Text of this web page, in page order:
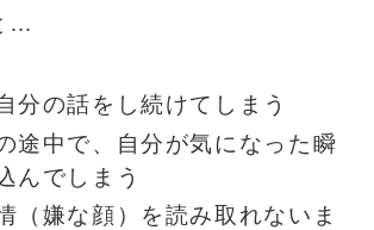
…
分の話をし続けてしまう
途中で、自分が気になった瞬
んでしまう
（嫌な顔）を読み取れないま